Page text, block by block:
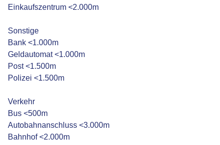
Einkaufszentrum <2.000m
Sonstige
Bank <1.000m
Geldautomat <1.000m
Post <1.500m
Polizei <1.500m
Verkehr
Bus <500m
Autobahnanschluss <3.000m
Bahnhof <2.000m